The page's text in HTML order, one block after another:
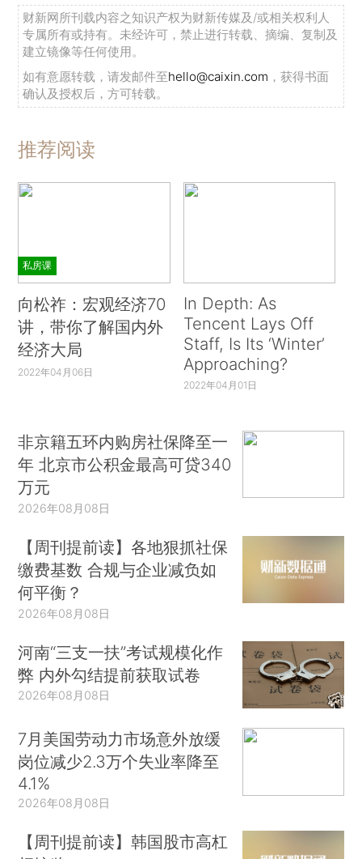
财新网所刊载内容之知识产权为财新传媒及/或相关权利人
专属所有或持有。未经许可，禁止进行转载、摘编、复制及
建立镜像等任何使用。
如有意愿转载，请发邮件至hello@caixin.com ，获得书面
确认及授权后，方可转载。
推荐阅读
私房课
向松祚：宏观经济70
讲，带你了解国内外
经济大局
2022年04月06日
In Depth: As
Tencent Lays Off
Staff, Is Its ‘Winter’
Approaching?
2022年04月01日
非京籍五环内购房社保降至一
年 北京市公积金最高可贷340
万元
2026年08月08日
【周刊提前读】各地狠抓社保
缴费基数 合规与企业减负如
何平衡？
2026年08月08日
河南“三支一扶”考试规模化作
弊 内外勾结提前获取试卷
2026年08月08日
7月美国劳动力市场意外放缓
岗位减少2.3万个失业率降至
4.1%
2026年08月08日
【周刊提前读】韩国股市高杠